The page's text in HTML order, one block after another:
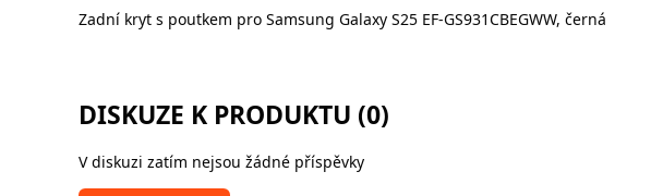
Zadní kryt s poutkem pro Samsung Galaxy S25 EF-GS931CBEGWW, černá
DISKUZE K PRODUKTU (0)
V diskuzi zatím nejsou žádné příspěvky